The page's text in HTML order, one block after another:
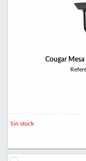
Cougar
Sin stock